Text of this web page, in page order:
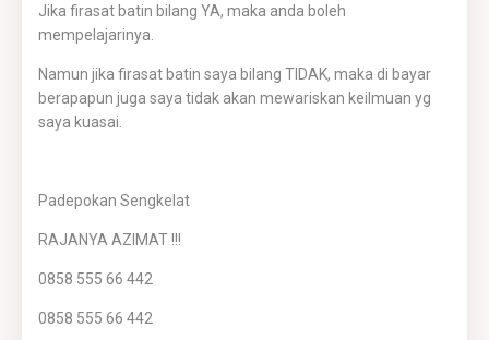
Jika firasat batin bilang YA, maka anda boleh
mempelajarinya.
Namun jika firasat batin saya bilang TIDAK, maka di bayar
berapapun juga saya tidak akan mewariskan keilmuan yg
saya kuasai.
Padepokan Sengkelat
RAJANYA AZIMAT !!!
0858 555 66 442
0858 555 66 442